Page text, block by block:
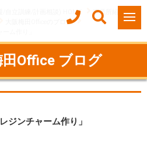
/自立訓練/計画相談) HOME
事業所紹介
大阪梅田Officeのブログ
ム作り」
田Office ブログ
ジンチャーム作り」